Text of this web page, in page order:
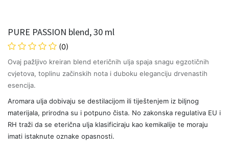
PURE PASSION blend, 30 ml
(0)
Ovaj pažljivo kreiran blend eteričnih ulja spaja snagu egzotičnih
cvjetova, toplinu začinskih nota i duboku eleganciju drvenastih
esencija.
Aromara ulja dobivaju se destilacijom ili tiještenjem iz biljnog
materijala, prirodna su i potpuno čista. No zakonska regulativa EU i
RH traži da se eterična ulja klasificiraju kao kemikalije te moraju
imati istaknute oznake opasnosti.